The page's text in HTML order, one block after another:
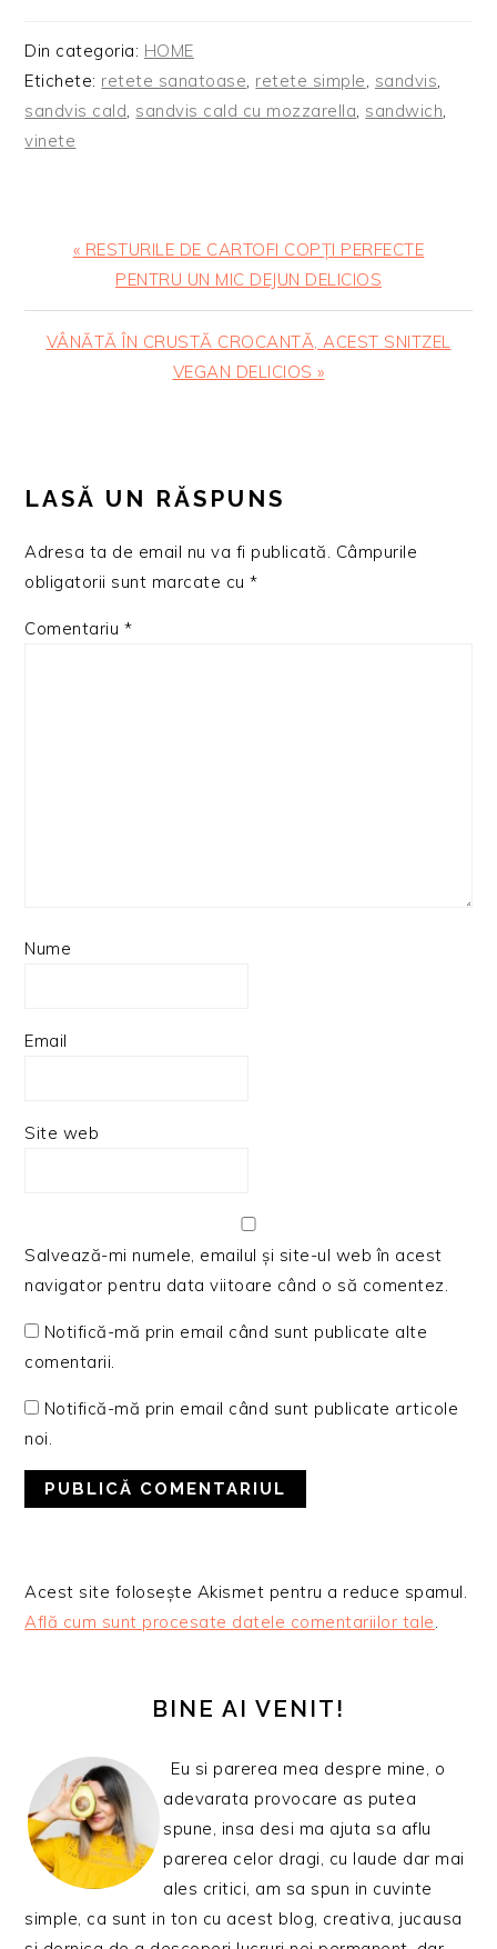
Din categoria: HOME
Etichete: retete sanatoase, retete simple, sandvis,
sandvis cald, sandvis cald cu mozzarella, sandwich,
vinete
Articol
anterior:
« RESTURILE DE CARTOFI COPȚI PERFECTE
PENTRU UN MIC DEJUN DELICIOS
Articolul
VÂNĂTĂ ÎN CRUSTĂ CROCANTĂ, ACEST SNITZEL
VEGAN DELICIOS »
INTERACTIONS
LASĂ UN RĂSPUNS
Adresa ta de email nu va fi publicată. Câmpurile
obligatorii sunt marcate cu*
Comentariu *
Nume
Email
Site web
Salvează-mi numele, emailul și site-ul web în acest
navigator pentru data viitoare când o să comentez.
Notifică-mă prin email când sunt publicate alte
comentarii.
Notifică-mă prin email când sunt publicate articole
noi.
Acest site folosește Akismet pentru a reduce spamul.
Află cum sunt procesate datele comentariilor tale.
PRINCIPALĂBINE AI VENIT!
Eu si parerea mea despre mine, o
adevarata provocare as putea
spune, insa desi ma ajuta sa aflu
parerea celor dragi, cu laude dar mai
ales critici, am sa spun in cuvinte
simple, ca sunt in ton cu acest blog, creativa, jucausa